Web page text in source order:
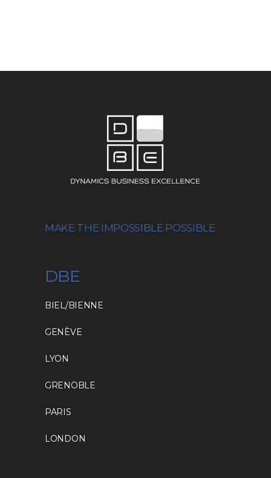
MAKE THE IMPOSSIBLE POSSIBLE
DBE
BIEL/BIENNE
GENÈVE
LYON
GRENOBLE
PARIS
LONDON